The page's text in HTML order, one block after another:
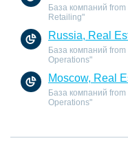
База компаний
Retailing"
Russia, Real
База компаний
Operations"
Moscow, Real
База компаний
Operations"